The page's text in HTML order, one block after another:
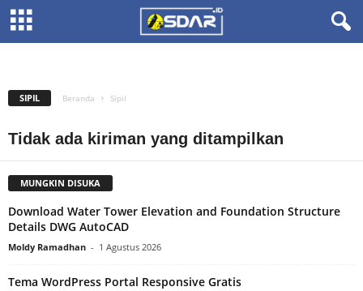
SIPIL Beranda Sipil
Tidak ada kiriman yang ditampilkan
MUNGKIN DISUKA
Download Water Tower Elevation and Foundation Structure
Details DWG AutoCAD
Moldy Ramadhan - 1 Agustus 2026
Tema WordPress Portal Responsive Gratis